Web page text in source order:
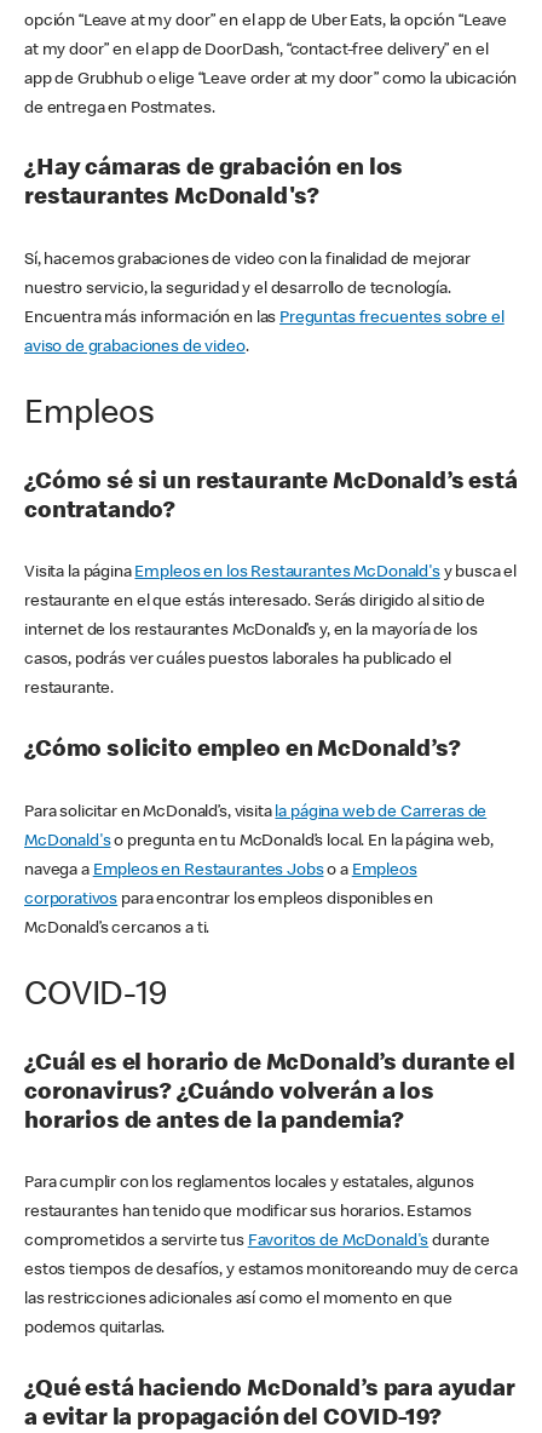
opción “Leave at my door” en el app de Uber Eats, la opción “Leave
at my door” en el app de DoorDash, “contact-free delivery” en el
app de Grubhub o elige “Leave order at my door” como la ubicación
de entrega en Postmates.
¿Hay cámaras de grabación en los
restaurantes McDonald's?
Sí, hacemos grabaciones de video con la finalidad de mejorar
nuestro servicio, la seguridad y el desarrollo de tecnología.
Encuentra más información en las Preguntas frecuentes sobre el
aviso de grabaciones de video.
Empleos
¿Cómo sé si un restaurante McDonald’s está
contratando?
Visita la página Empleos en los Restaurantes McDonald'sy busca el
restaurante en el que estás interesado. Serás dirigido al sitio de
internet de los restaurantes McDonald’s y, en la mayoría de los
casos, podrás ver cuáles puestos laborales ha publicado el
restaurante.
¿Cómo solicito empleo en McDonald’s?
Para solicitar en McDonald’s, visita la página web de Carreras de
McDonald'so pregunta en tu McDonald’s local. En la página web,
navega a Empleos en Restaurantes Jobso a Empleos
corporativos para encontrar los empleos disponibles en
McDonald’s cercanos a ti.
COVID-19
¿Cuál es el horario de McDonald’s durante el
coronavirus? ¿Cuándo volverán a los
horarios de antes de la pandemia?
Para cumplir con los reglamentos locales y estatales, algunos
restaurantes han tenido que modificar sus horarios. Estamos
comprometidos a servirte tus Favoritos de McDonald's durante
estos tiempos de desafíos, y estamos monitoreando muy de cerca
las restricciones adicionales así como el momento en que
podemos quitarlas.
¿Qué está haciendo McDonald’s para ayudar
a evitar la propagación del COVID-19?